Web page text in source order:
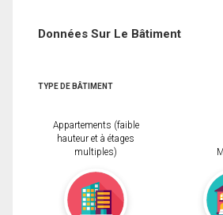
Données Sur Le Bâtiment
TYPE DE BÂTIMENT
Appartements (faible
hauteur et à étages
multiples)